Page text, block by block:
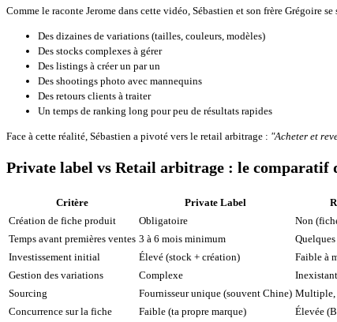
Comme le raconte Jerome dans cette vidéo, Sébastien et son frère Grégoire
Des dizaines de variations (tailles, couleurs, modèles)
Des stocks complexes à gérer
Des listings à créer un par un
Des shootings photo avec mannequins
Des retours clients à traiter
Un temps de ranking long pour peu de résultats rapides
Face à cette réalité, Sébastien a pivoté vers le retail arbitrage : "Acheter et
Private label vs Retail arbitrage : le comparatif
Critère Private Label
Création de fiche produit
Obligatoire
Non
Temps avant premières ventes 3 à 6 mois minimum
Investissement initial
Élevé (stock + création)
Faible à
Gestion des variations
Complexe
Sourcing
Fournisseur unique (souvent Chine) Multiple,
Concurrence sur la fiche
Faible (ta propre marque)
Élevée